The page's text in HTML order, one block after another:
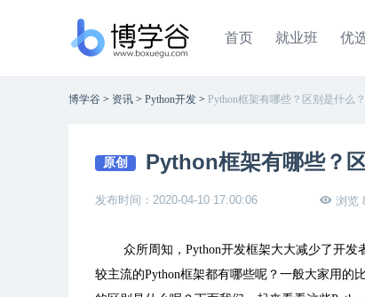
首页 就业班 优
博学谷 > 资讯 > Python开发 > Python框架有哪些？区别是什么？
原创 Python框架有哪些？
发布时间：2020-04-10 17:00:06 浏览
众所周知， Python开发框架大大减少了开发
较主流的Python框架都有哪些呢？一般大家用的